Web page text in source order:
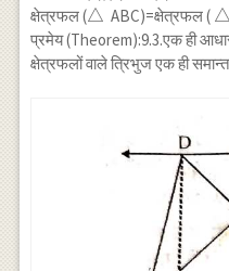
{2}
क्षेत्रफल (\triangle
△ ABC)=क्षेत्रफल ( △
प्रमेय (Theorem):9.3.एक ही
क्षेत्रफलों वाले त्रिभुज एक ही